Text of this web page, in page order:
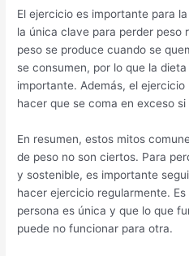
El ejercicio es importante para
la única clave para perder peso
peso se produce cuando se
se consumen, por lo que la
importante. Además, el
hacer que se coma en exceso
En resumen, estos mitos
de peso no son ciertos. Para
y sostenible, es importante
hacer ejercicio regularmente.
persona es única y que lo que
puede no funcionar para otra.